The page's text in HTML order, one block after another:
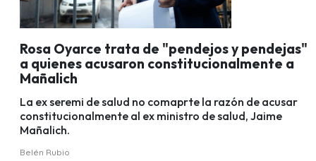
Rosa Oyarce trata de "pendejos y pendejas"
a quienes acusaron constitucionalmente a
Mañalich
La ex seremi de salud no comaprte la razón de acusar
constitucionalmente al ex ministro de salud, Jaime
Mañalich.
Belén Rubio